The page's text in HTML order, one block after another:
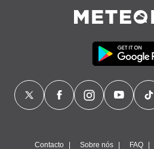
Contacto Sobre nós FAQ